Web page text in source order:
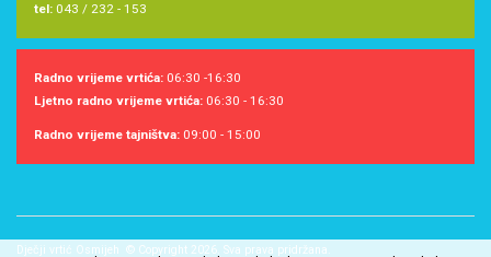
tel: 043 / 232 - 153
Radno vrijeme vrtića: 06:30 -16:30
Ljetno radno vrijeme vrtića: 06:30 - 16:30
Radno vrijeme tajništva: 09:00 - 15:00
Dječji vrtić Osmijeh © Copyright 2026. Sva prava pridržana.